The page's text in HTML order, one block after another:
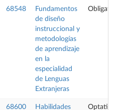
68548
Fundamentos
de diseño
instruccional y
metodologías
de aprendizaje
en la
especialidad
de Lenguas
Extranjeras
68600
Habilidades
Optativa